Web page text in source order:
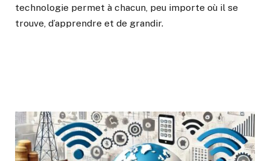
technologie permet à chacun, peu importe où il se
trouve, d’apprendre et de grandir.